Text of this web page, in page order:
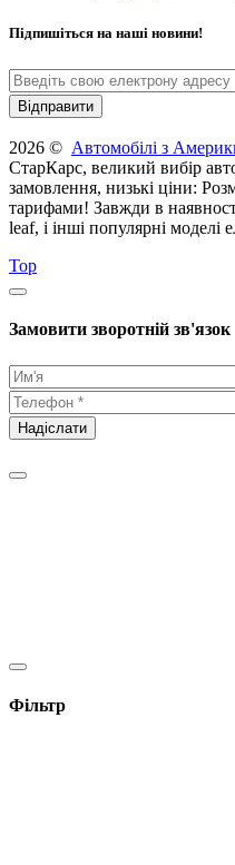
Підпишіться на наші новини!
2026 © Автомобілі з
СтарКарс, великий вибір
замовлення, низькі ціни:
тарифами! Завжди в
leaf, і інші популярні моделі
Top
Замовити зворотній зв'язок
Фільтр